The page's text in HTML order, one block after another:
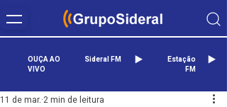
OUÇA AO
VIVO
Sideral FM
Estação
FM
11 de mar. 2 min de leitura